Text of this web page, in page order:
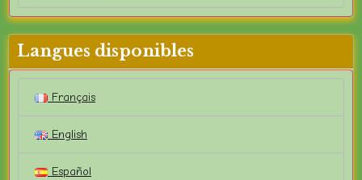
Langues disponibles
Français
English
Español